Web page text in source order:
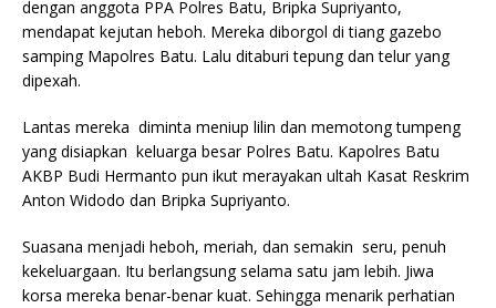
dengan anggota PPA Polres Batu, Bripka Supriyanto,
mendapat kejutan heboh. Mereka diborgol di tiang gazebo
samping Mapolres Batu. Lalu ditaburi tepung dan telur yang
dipexah.
Lantas mereka diminta meniup lilin dan memotong tumpeng
yang disiapkan keluarga besar Polres Batu. Kapolres Batu
AKBP Budi Hermanto pun ikut merayakan ultah Kasat Reskrim
Anton Widodo dan Bripka Supriyanto.
Suasana menjadi heboh, meriah, dan semakin seru, penuh
kekeluargaan. Itu berlangsung selama satu jam lebih. Jiwa
korsa mereka benar-benar kuat. Sehingga menarik perhatian